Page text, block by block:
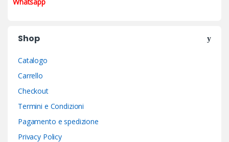
Shop
Catalogo
Carrello
Checkout
Termini e Condizioni
Pagamento e spedizione
Privacy Policy